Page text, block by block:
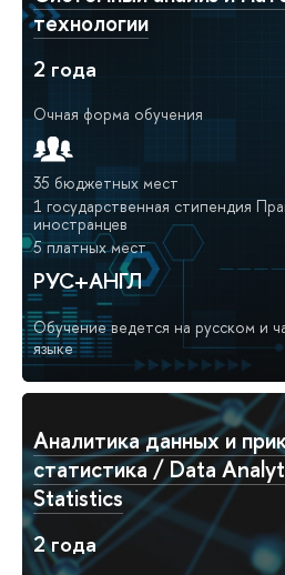
технологии
2 года
Очная форма обучения
35 бюджетных мест
1 государственная стипендия
иностранцев
5 платных мест
РУС+АНГЛ
Обучение ведется на русском и
языке
Аналитика данных и
статистика / Data
Statistics
2 года